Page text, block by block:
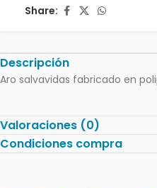
Share:
Descripción
Aro salvavidas fabricado en
Valoraciones (0)
Condiciones compra